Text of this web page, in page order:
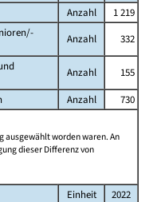
Anzahl
1 219
Anzahl
332
Anzahl
155
Anzahl
730
ausgewählt worden waren. An
dieser Differenz von
Einheit
2022